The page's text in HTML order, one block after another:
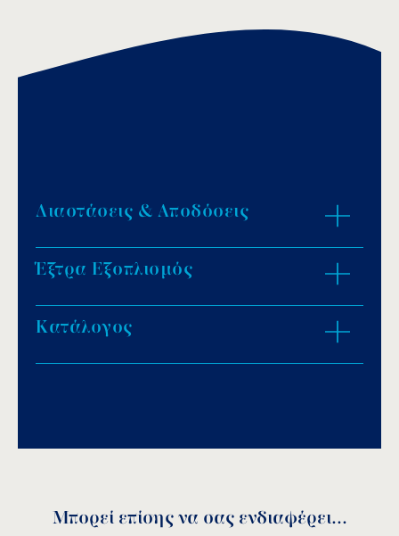
Διαστάσεις & Αποδόσεις
Έξτρα Εξοπλισμός
Κατάλογος
Μπορεί επίσης να σας ενδιαφέρει...